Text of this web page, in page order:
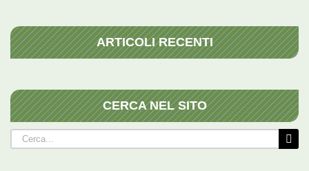
ARTICOLI RECENTI
CERCA NEL SITO
Cerca
per: